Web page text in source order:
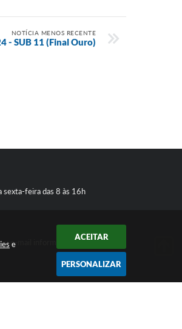
e
ACEITAR
PERSONALIZAR
NOTÍCIA MENOS RECENTE
- SUB 11 (Final Ouro)
sexta-feira das 8 às 16h
e-mail informativos da